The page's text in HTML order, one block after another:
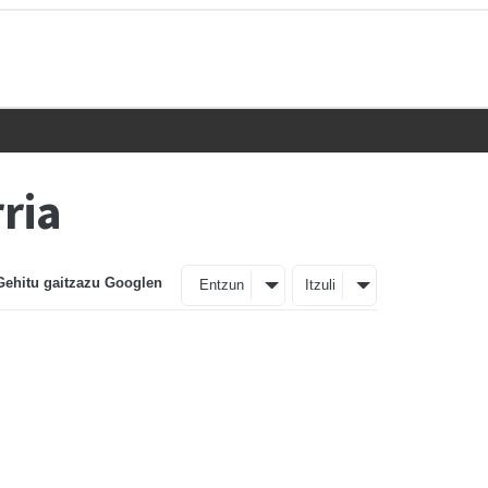
gaitzazu Googlen Entzun Itzuli